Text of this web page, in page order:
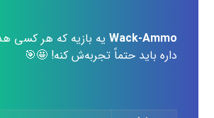
Wack-Ammo
داره باید حتماً تجربه‌ش کنه! 🤩🎯